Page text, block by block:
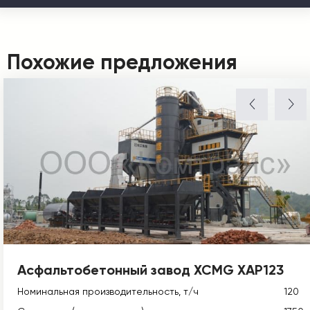
Похожие предложения
Асфальтобетонный завод XCMG XAP123
Номинальная производительность, т/ч
120